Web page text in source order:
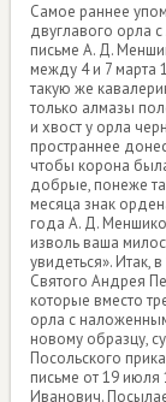
Самое раннее
двуглавого орла
письме А. Д.
между 4 и 7 марта
такую же
только алмазы
и хвост у орла
пространнее
чтобы корона
добрые, понеже
месяца знак
года А. Д.
изволь ваша
увидеться». Итак,
Святого Андрея
которые вместо
орла с
новому образцу,
Посольского
письме от 19 июля
Иванович.